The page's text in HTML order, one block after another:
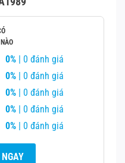
0% | 0 đánh giá
0% | 0 đánh giá
0% | 0 đánh giá
0% | 0 đánh giá
0% | 0 đánh giá